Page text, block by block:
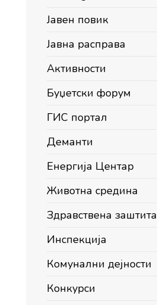
Јавен повик
Јавна расправа
Активности
Буџетски форум
ГИС портал
Деманти
Енергија Центар
Животна средина
Здравствена заштита
Инспекција
Комунални дејности
Конкурси